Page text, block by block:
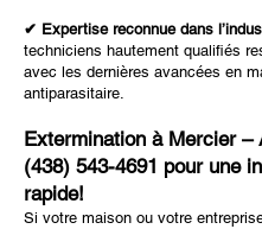
✔ Expertise reconnue dans
techniciens hautement qualifiés
avec les dernières avancées en
antiparasitaire.
Extermination à Mercier –
(438) 543-4691 pour une
rapide!
Si votre maison ou votre